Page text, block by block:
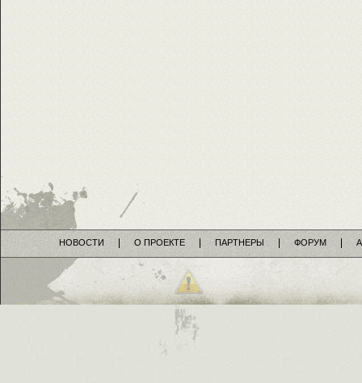
НОВОСТИ О ПРОЕКТЕ ПАРТНЕРЫ ФОРУМ